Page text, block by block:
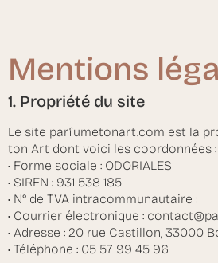
Mentions
1. Propriété du site
Le site parfumetonart.com est la
ton Art dont voici les coordonnées :
• Forme sociale : ODORIALES
• SIREN : 931 538 185
• N° de TVA intracommunautaire :
• Courrier électronique :
• Adresse : 20 rue Castillon, 33000
• Téléphone : 05 57 99 45 96